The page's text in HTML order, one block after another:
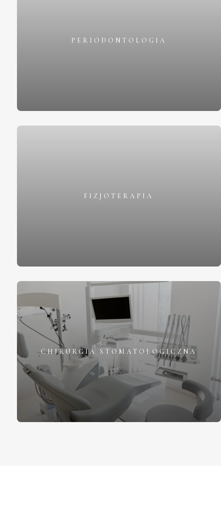
PERIODONTOLOGIA
FIZJOTERAPIA
CHIRURGIA STOMATOLOGICZNA